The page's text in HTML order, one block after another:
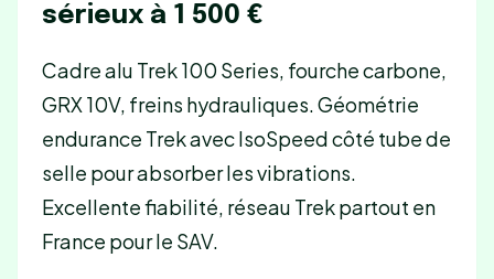
sérieux à 1 500 €
Cadre alu Trek 100 Series, fourche carbone,
GRX 10V, freins hydrauliques. Géométrie
endurance Trek avec IsoSpeed côté tube de
selle pour absorber les vibrations.
Excellente fiabilité, réseau Trek partout en
France pour le SAV.